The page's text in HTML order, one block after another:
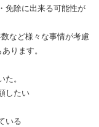
免除に出来る可能性が
など様々な事情が考慮
ります。
。
したい
いる